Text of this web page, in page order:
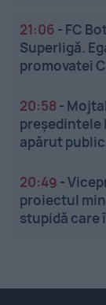
21:06 - FC
Superligă.
promovatei
20:58 -
președintele
apărut
20:49 -
proiectul
stupidă care